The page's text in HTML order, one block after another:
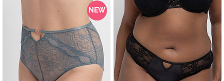
NEW